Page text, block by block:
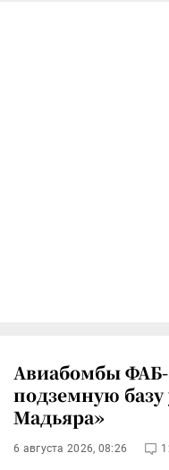
Авиабомбы
подземную
Мадьяра»
6 августа 2026, 08:26